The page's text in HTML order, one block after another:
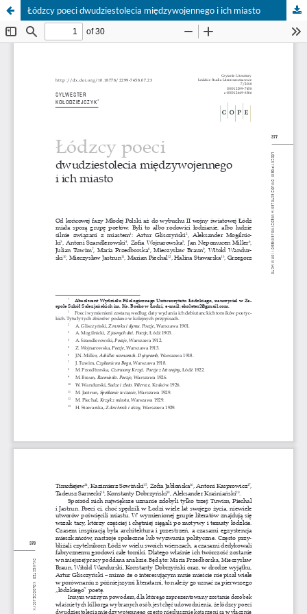
Łódzcy poeci dwudziestolecia międzywojennego i ich miasto